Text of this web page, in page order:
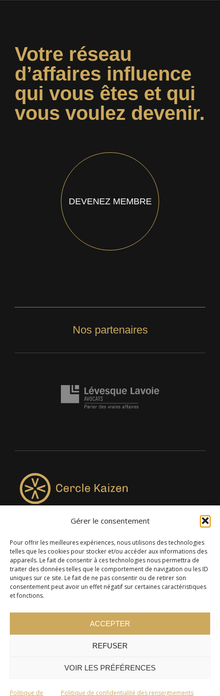
Gérer le consentement
Pour offrir les meilleures expériences, nous utilisons des technologies
telles que les cookies pour stocker et/ou accéder aux informations des
appareils. Le fait de consentir à ces technologies nous permettra de
traiter des données telles que le comportement de navigation ou les ID
uniques sur ce site. Le fait de ne pas consentir ou de retirer son
consentement peut avoir un effet négatif sur certaines caractéristiques
et fonctions.
ACCEPTER
REFUSER
VOIR LES PRÉFÉRENCES
Politique de Politique de confidentialité des renseignements
Votre réseau
d’affaires influence
qui vous êtes et qui
vous voulez devenir.
DEVENEZ MEMBRE
Nos partenaires
4957, rue Lionel-Groulx, bureau 819, Saint-Augustin-de-
Desmaures QC G3A 0M7
© 2024 Cercle Kaizen. Tous droits réservés -